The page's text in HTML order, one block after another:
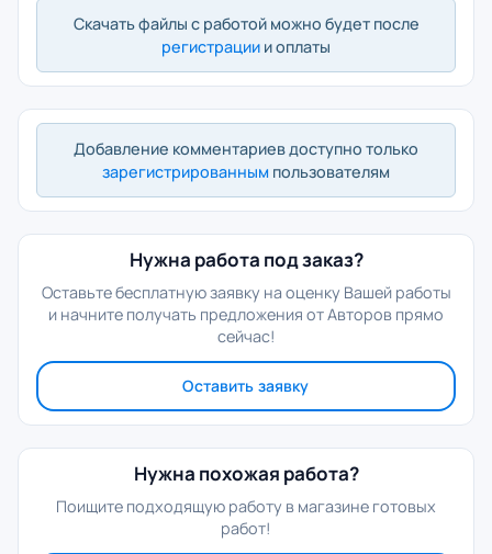
Скачать файлы с работой можно будет после
регистрации и оплаты
Добавление комментариев доступно только
зарегистрированным пользователям
Нужна работа под заказ?
Оставьте бесплатную заявку на оценку Вашей работы
и начните получать предложения от Авторов прямо
сейчас!
Оставить заявку
Нужна похожая работа?
Поищите подходящую работу в магазине готовых
работ!